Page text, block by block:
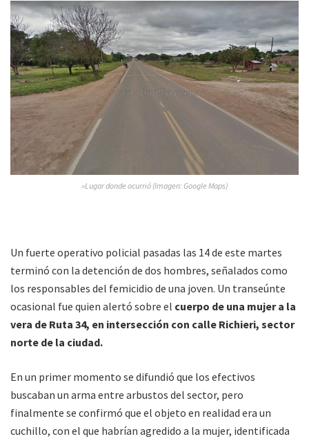
»Lugar donde ocurrió (Imagen: Google Maps)
Un fuerte operativo policial pasadas las 14 de este martes
terminó con la detención de dos hombres, señalados como
los responsables del femicidio de una joven. Un transeúnte
ocasional fue quien alertó sobre el cuerpo de una mujer a la
vera de Ruta 34, en intersección con calle Richieri, sector
norte de la ciudad.
En un primer momento se difundió que los efectivos
buscaban un arma entre arbustos del sector, pero
finalmente se confirmó que el objeto en realidad era un
cuchillo, con el que habrían agredido a la mujer, identificada